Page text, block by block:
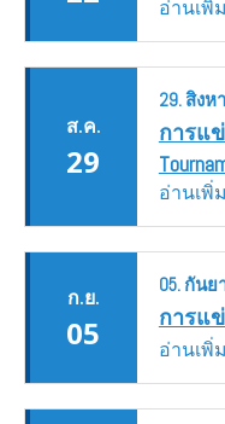
อ่านเพิ่
ส.ค.
29
29.สิงห
การแข่
อ่านเพิ่
ก.ย.
05
05. กันย
การแข่
อ่านเพิ่